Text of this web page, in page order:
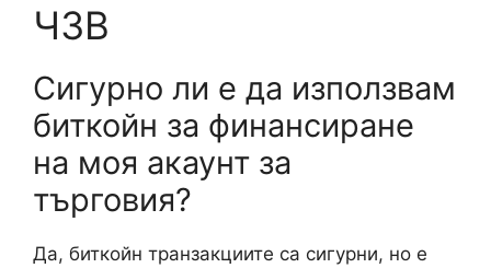
ЧЗВ
Сигурно ли е да използвам
биткойн за финансиране
на моя акаунт за
търговия?
Да, биткойн транзакциите са сигурни, но е